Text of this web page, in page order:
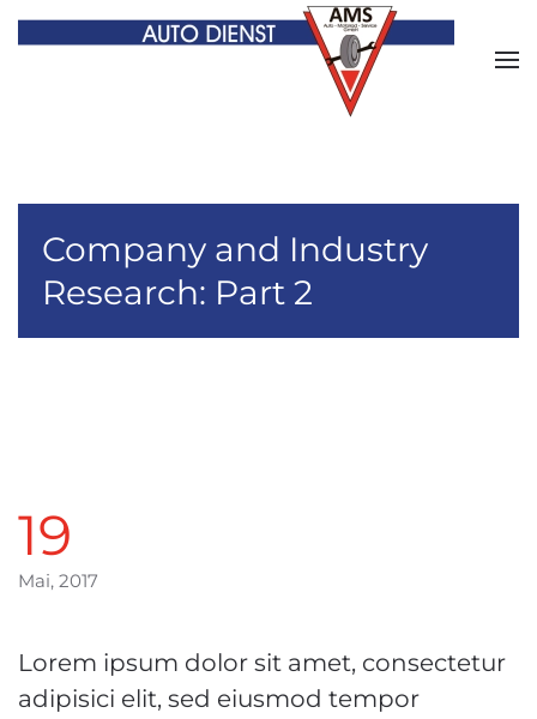
Company and Industry
Research: Part 2
19
Mai, 2017
Lorem ipsum dolor sit amet, consectetur
adipisici elit, sed eiusmod tempor